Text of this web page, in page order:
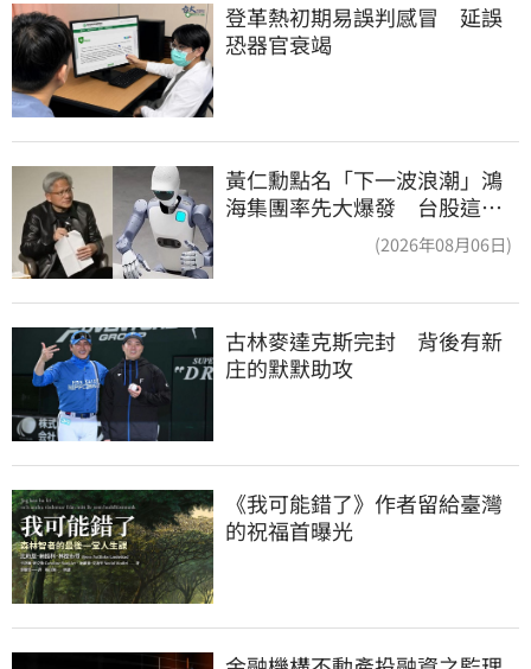
登革熱初期易誤判感冒　延誤
恐器官衰竭
黃仁勳點名「下一波浪潮」鴻
海集團率先大爆發 台股這族
(2026年08月06日)
古林麥達克斯完封　背後有新
庄的默默助攻
《我可能錯了》作者留給臺灣
的祝福首曝光